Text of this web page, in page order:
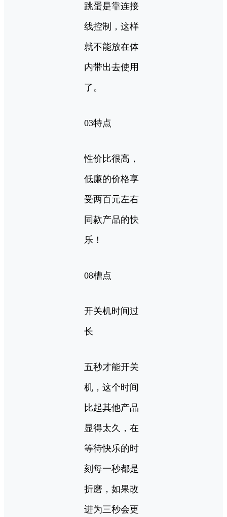
跳蛋是靠连接
线控制，这样
就不能放在体
内带出去使用
了。
03特点
性价比很高，
低廉的价格享
受两百元左右
同款产品的快
乐！
08槽点
开关机时间过
长
五秒才能开关
机，这个时间
比起其他产品
显得太久，在
等待快乐的时
刻每一秒都是
折磨，如果改
进为三秒会更